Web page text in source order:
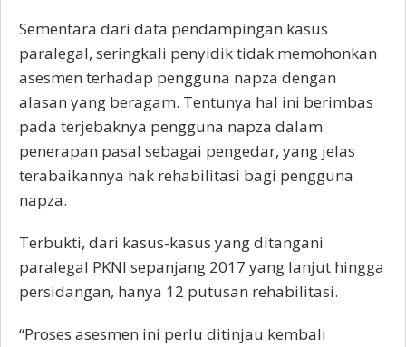
Sementara dari data pendampingan kasus
paralegal, seringkali penyidik tidak memohonkan
asesmen terhadap pengguna napza dengan
alasan yang beragam. Tentunya hal ini berimbas
pada terjebaknya pengguna napza dalam
penerapan pasal sebagai pengedar, yang jelas
terabaikannya hak rehabilitasi bagi pengguna
napza.
Terbukti, dari kasus-kasus yang ditangani
paralegal PKNI sepanjang 2017 yang lanjut hingga
persidangan, hanya 12 putusan rehabilitasi.
“Proses asesmen ini perlu ditinjau kembali